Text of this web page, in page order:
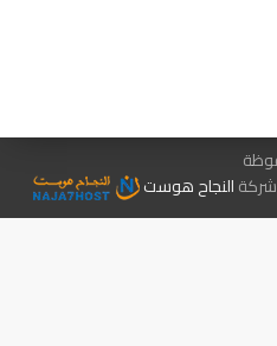
شركةالنجاح هوست